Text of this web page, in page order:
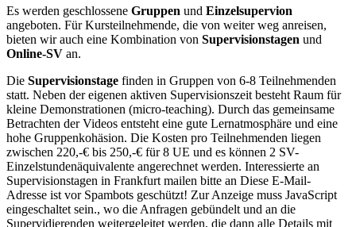
Es werden geschlossene Gruppen und Einzelsupervion
angeboten. Für Kursteilnehmende, die von weiter weg anreisen,
bieten wir auch eine Kombination von Supervisionstagen und
Online-SV an.
Die Supervisionstage finden in Gruppen von 6-8 Teilnehmenden
statt. Neben der eigenen aktiven Supervisionszeit besteht Raum für
kleine Demonstrationen (micro-teaching). Durch das gemeinsame
Betrachten der Videos entsteht eine gute Lernatmosphäre und eine
hohe Gruppenkohäsion. Die Kosten pro Teilnehmenden liegen
zwischen 220,-€ bis 250,-€ für 8 UE und es können 2 SV-
Einzelstundenäquivalente angerechnet werden. Interessierte an
Supervisionstagen in Frankfurt mailen bitte an Diese E-Mail-
Adresse ist vor Spambots geschützt! Zur Anzeige muss JavaScript
eingeschaltet sein., wo die Anfragen gebündelt und an die
Supervidierenden weitergeleitet werden, die dann alle Details mit